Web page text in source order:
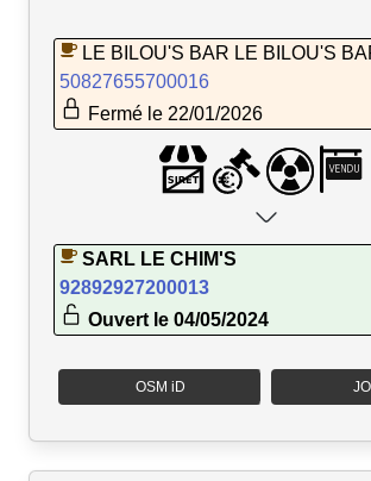
LE BILOU'S BAR LE BILOU'S
50827655700016
Fermé le 22/01/2026
SARL LE CHIM'S
92892927200013
Ouvert le 04/05/2024
OSM iD